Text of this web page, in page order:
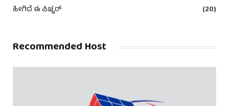
ಹೀಗಿದೆ ಈ ಪಿಚ್ಚರ್
(20)
Recommended Host